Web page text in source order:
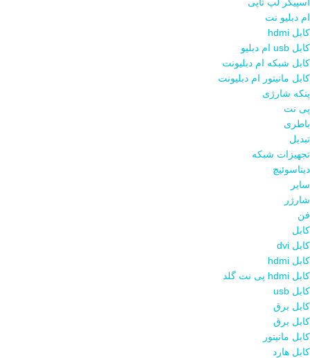
ام دبلیو نت
کابل hdmi
کابل usb ام دبلیو
کابل شبکه ام دبلیونت
کابل مانیتور ام دبلیونت
پنکه شارژی
پی نت
باطری
تبدیل
تجهیزات شبکه
دیتاسوئیچ
سایر
شارژر
فن
کابل
کابل dvi
کابل hdmi
کابل hdmi پی نت گلد
کابل usb
کابل برق
کابل برق
کابل مانیتور
کابل هارد